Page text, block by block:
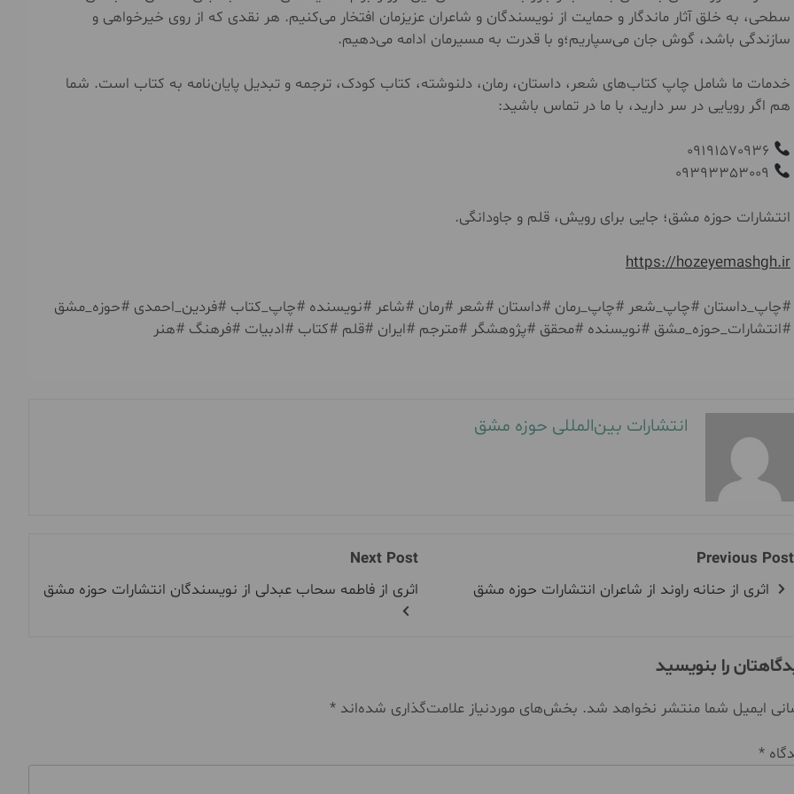
سطحی، به خلق آثار ماندگار و حمایت از نویسندگان و شاعران عزیزمان افتخار می‌کنیم. هر نقدی که از روی خیرخواهی و
سازندگی باشد، گوش جان می‌سپاریم؛و با قدرت به مسیرمان ادامه می‌دهیم.
خدمات ما شامل چاپ کتاب‌های شعر، داستان، رمان، دلنوشته، کتاب کودک، ترجمه و تبدیل پایان‌نامه به کتاب است. شما
هم اگر رویایی در سر دارید، با ما در تماس باشید:
انتشارات حوزه مشق؛ جایی برای رویش، قلم و جاودانگی.
https://hozeyemashgh.ir
#چاپ_داستان #چاپ_شعر #چاپ_رمان #داستان #شعر #رمان #شاعر #نویسنده #چاپ_کتاب #فردین_احمدی #حوزه_مشق
#انتشارات_حوزه_مشق #نویسنده #محقق #پژوهشگر #مترجم #ایران #قلم #کتاب #ادبیات #فرهنگ #هنر
انتشارات بین‌المللی حوزه مشق
Previous Post
اثری از حنانه راوند از شاعران انتشارات حوزه مشق
Next Post
اثری از فاطمه سحاب عبدلی از نویسندگان انتشارات حوزه مشق
را بنویسید
ایمیل شما منتشر نخواهد شد. بخش‌های موردنیاز علامت‌گذاری شده‌اند *
*